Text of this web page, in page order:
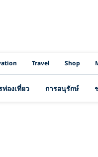
Travel Shop
ท่องเที่ยว การอนุรักษ์